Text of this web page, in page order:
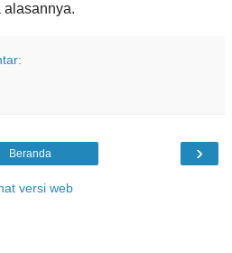
alasannya.
›
Beranda
versi web